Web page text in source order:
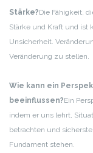
Stärke?Die Fähigkeit,
Stärke und Kraft und ist
Unsicherheit.
Veränderung zu stellen.
Wie kann ein
beeinflussen?Ein
indem er uns lehrt,
betrachten und
Fundament stehen.